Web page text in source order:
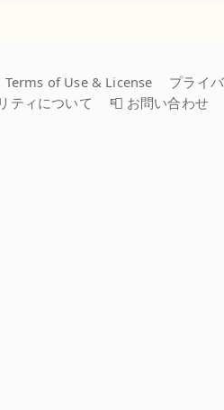
Terms of Use & License
プライバ
ティについて 📮 お問い合わせ